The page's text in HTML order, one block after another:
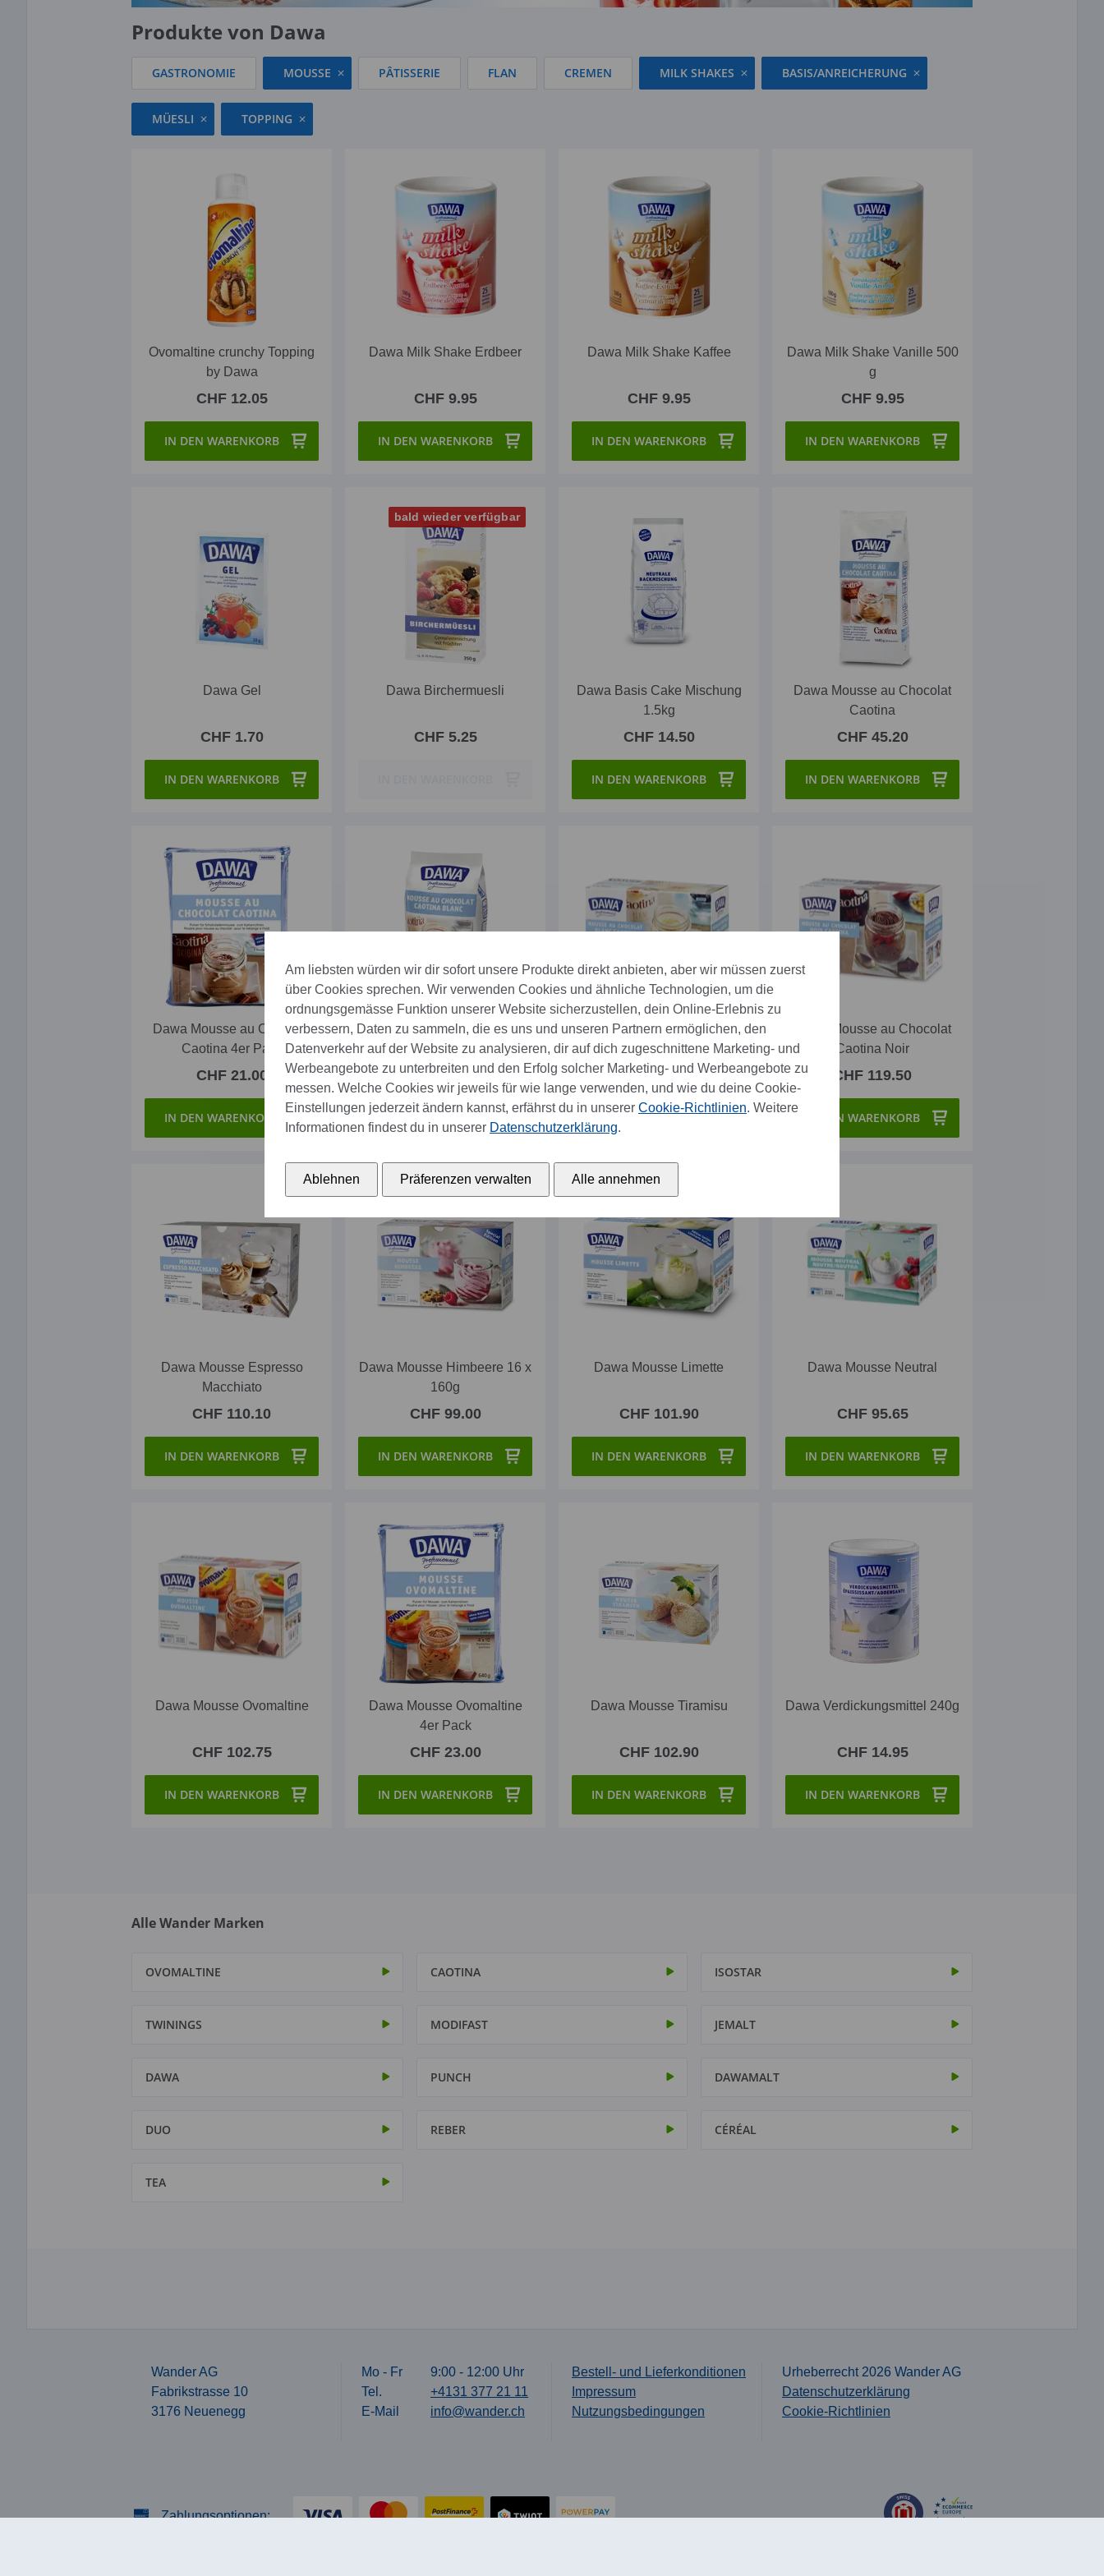
Produkte von Dawa
GASTRONOMIE MOUSSE PÂTISSERIE FLAN CREMEN MILK SHAKES BASIS/ANREICHERUNG
MÜESLI TOPPING
Ovomaltine crunchy Topping
by Dawa
CHF 12.05
IN DEN WARENKORB
Dawa Milk Shake Erdbeer
CHF 9.95
IN DEN WARENKORB
Dawa Milk Shake Kaffee
CHF 9.95
IN DEN WARENKORB
Dawa Milk Shake Vanille 500
g
CHF 9.95
IN DEN WARENKORB
Dawa Gel
CHF 1.70
IN DEN WARENKORB
bald wieder verfügbar
Dawa Birchermuesli
CHF 5.25
Dawa Basis Cake Mischung
1.5kg
CHF 14.50
IN DEN WARENKORB
Dawa Mousse au Chocolat
Caotina
CHF 45.20
IN DEN WARENKORB
Dawa Mousse au Chocolat
Caotina 4er Pack
CHF 21.00
IN DEN WARENKORB
Dawa Mousse au Chocolat
Caotina Blanc
CHF 14.50
IN DEN WARENKORB
Dawa Mousse au Chocolat
Caotina Blanc
CHF 110.10
IN DEN WARENKORB
Dawa Mousse au Chocolat
Caotina Noir
CHF 119.50
IN DEN WARENKORB
Dawa Mousse Espresso
Macchiato
CHF 110.10
IN DEN WARENKORB
Dawa Mousse Himbeere 16 x
160g
CHF 99.00
IN DEN WARENKORB
Dawa Mousse Limette
CHF 101.90
IN DEN WARENKORB
Dawa Mousse Neutral
CHF 95.65
IN DEN WARENKORB
Dawa Mousse Ovomaltine
CHF 102.75
IN DEN WARENKORB
Dawa Mousse Ovomaltine
4er Pack
CHF 23.00
IN DEN WARENKORB
Dawa Mousse Tiramisu
CHF 102.90
IN DEN WARENKORB
Dawa Verdickungsmittel 240g
CHF 14.95
IN DEN WARENKORB
Alle Wander Marken
OVOMALTINE CAOTINA ISOSTAR
TWININGS MODIFAST JEMALT
DAWA PUNCH DAWAMALT
DUO REBER CÉRÉAL
TEA
Wander AG
Fabrikstrasse 10
3176 Neuenegg
Mo - Fr
9:00 - 12:00 Uhr
Tel.
+4131 377 21 11
E-Mail
info@wander.ch
Bestell- und Lieferkonditionen
Impressum
Nutzungsbedingungen
Urheberrecht 2026 Wander AG
Datenschutzerklärung
Cookie-Richtlinien
Zahlungsoptionen:
Am liebsten würden wir dir sofort unsere Produkte direkt anbieten, aber wir müssen zuerst
über Cookies sprechen. Wir verwenden Cookies und ähnliche Technologien, um die
ordnungsgemässe Funktion unserer Website sicherzustellen, dein Online-Erlebnis zu
verbessern, Daten zu sammeln, die es uns und unseren Partnern ermöglichen, den
Datenverkehr auf der Website zu analysieren, dir auf dich zugeschnittene Marketing- und
Werbeangebote zu unterbreiten und den Erfolg solcher Marketing- und Werbeangebote zu
messen. Welche Cookies wir jeweils für wie lange verwenden, und wie du deine Cookie-
Einstellungen jederzeit ändern kannst, erfährst du in unserer Cookie-Richtlinien. Weitere
Informationen findest du in unserer Datenschutzerklärung.
Ablehnen Präferenzen verwalten Alle annehmen